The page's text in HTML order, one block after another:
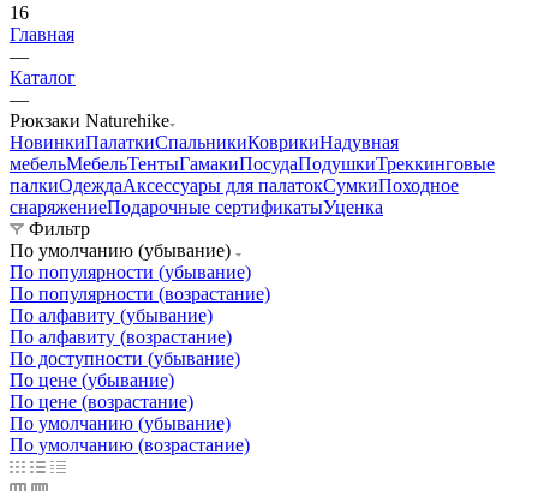
16
Главная
—
Каталог
—
Рюкзаки Naturehike
НовинкиПалаткиСпальникиКоврикиНадувная
мебельМебельТентыГамакиПосудаПодушкиТреккинговые
палкиОдеждаАксессуары для палатокСумкиПоходное
снаряжениеПодарочные сертификатыУценка
Фильтр
По умолчанию (убывание)
По популярности (убывание)
По популярности (возрастание)
По алфавиту (убывание)
По алфавиту (возрастание)
По доступности (убывание)
По цене (убывание)
По цене (возрастание)
По умолчанию (убывание)
По умолчанию (возрастание)